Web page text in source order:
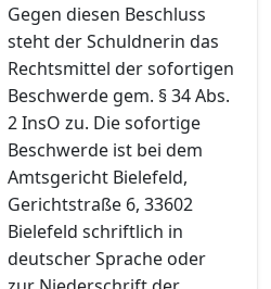
Gegen diesen Beschluss
steht der Schuldnerin das
Rechtsmittel der sofortigen
Beschwerde gem. § 34 Abs.
2 InsO zu. Die sofortige
Beschwerde ist bei dem
Amtsgericht Bielefeld,
Gerichtstraße 6, 33602
Bielefeld schriftlich in
deutscher Sprache oder